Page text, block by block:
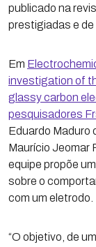
publicado na
prestigiadas e de
Em
investigation of
glassy carbon
pesquisadores
Eduardo Maduro
Maurício Jeomar
equipe propõe
sobre o
com um eletrodo.
“O objetivo, de